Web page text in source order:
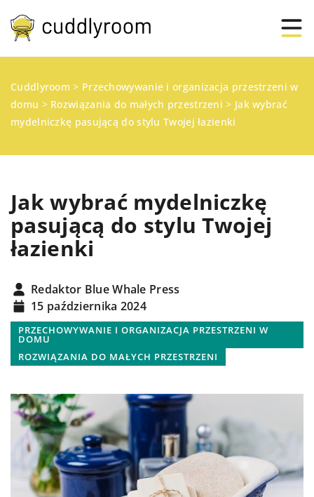
Cuddlyroom > Przechowywanie i organizacja przestrzeni w
domu > Rozwiązania do małych przestrzeni > Jak wybrać
mydelniczkę pasującą do stylu Twojej łazienki
Jak wybrać mydelniczkę
pasującą do stylu Twojej
łazienki
Redaktor Blue Whale Press
15 października 2024
PRZECHOWYWANIE I ORGANIZACJA PRZESTRZENI W
DOMU
ROZWIĄZANIA DO MAŁYCH PRZESTRZENI